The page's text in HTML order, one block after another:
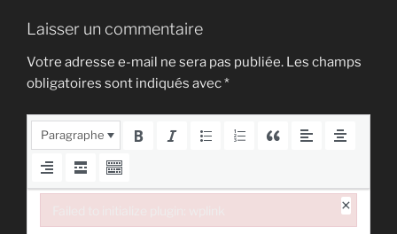
Laisser un commentaire
Votre adresse e-mail ne sera pas publiée. Les champs
obligatoires sont indiqués avec*
Paragraphe
×
Failed to initialize plugin: wplink